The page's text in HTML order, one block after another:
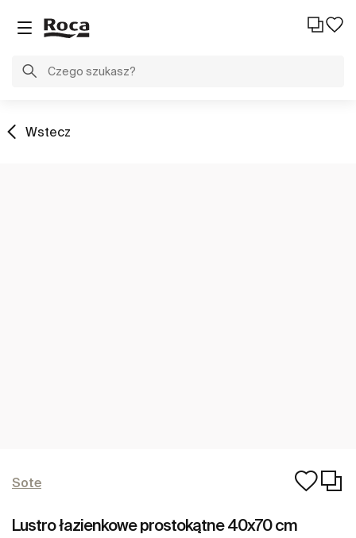
Wstecz
Sote
Lustro łazienkowe prostokątne 40x70 cm